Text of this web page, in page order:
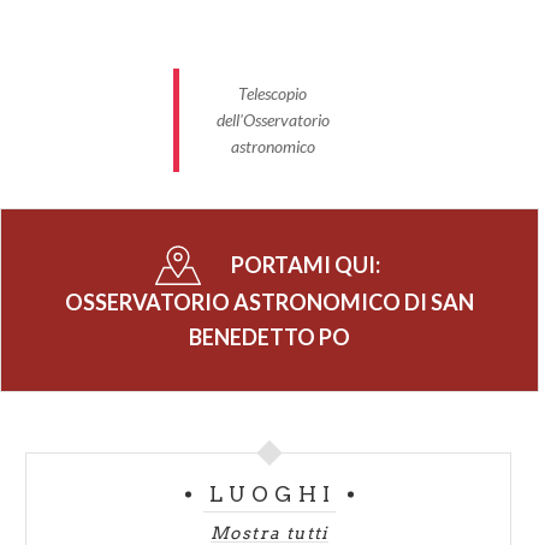
Telescopio
dell'Osservatorio
astronomico
PORTAMI QUI:
OSSERVATORIO ASTRONOMICO DI SAN
BENEDETTO PO
LUOGHI
Mostra tutti